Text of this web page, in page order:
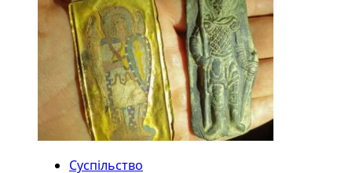
Суспільство